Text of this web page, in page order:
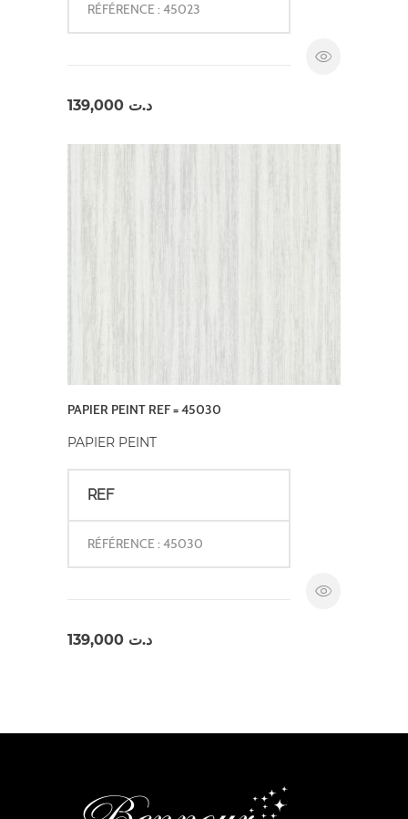
RÉFÉRENCE : 45023
د.ت
PAPIER PEINT REF = 45030
PAPIER PEINT
REF
RÉFÉRENCE : 45030
د.ت